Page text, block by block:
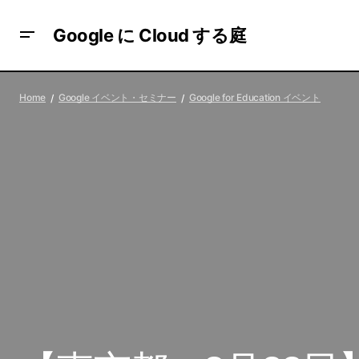
Google に Cloud する庭
Generative AI Summit
Home Google イベント・セミナー Google for Education イベント